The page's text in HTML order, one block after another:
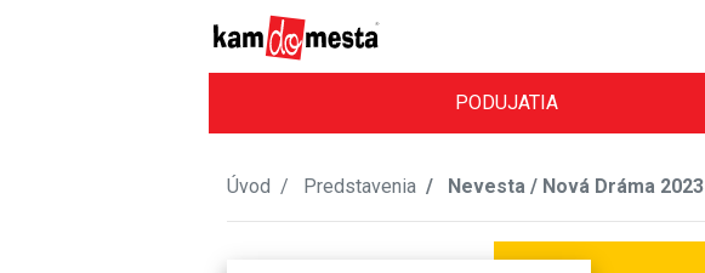
PODUJATIA
Úvod Predstavenia Nevesta / Nová Dráma 2023